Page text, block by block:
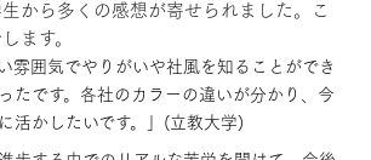
から多くの感想が寄せられました。こ
ます。
雰囲気でやりがいや社風を知ることができ
たです。各社のカラーの違いが分かり、今
活かしたいです。」(立教大学)